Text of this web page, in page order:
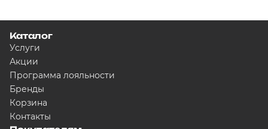
Каталог
Услуги
Акции
Программа лояльности
Бренды
Корзина
Контакты